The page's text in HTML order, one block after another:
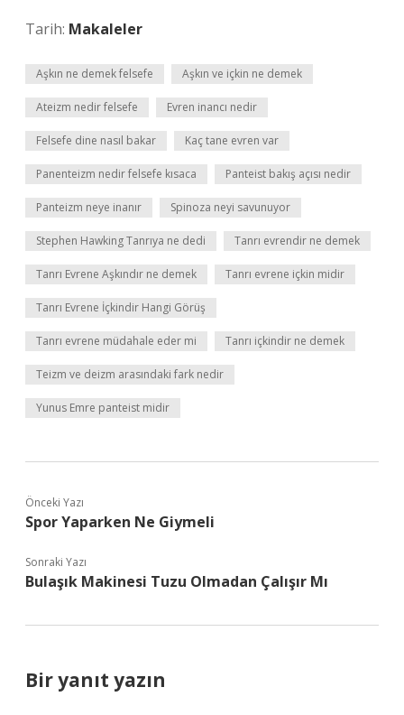
Tarih: Makaleler
Aşkın ne demek felsefe Aşkın ve içkin ne demek
Ateizm nedir felsefe Evren inancı nedir
Felsefe dine nasıl bakar Kaç tane evren var
Panenteizm nedir felsefe kısaca Panteist bakış açısı nedir
Panteizm neye inanır Spinoza neyi savunuyor
Stephen Hawking Tanrıya ne dedi Tanrı evrendir ne demek
Tanrı Evrene Aşkındır ne demek Tanrı evrene içkin midir
Tanrı Evrene İçkindir Hangi Görüş
Tanrı evrene müdahale eder mi Tanrı içkindir ne demek
Teizm ve deizm arasındaki fark nedir
Yunus Emre panteist midir
Önceki Yazı
Spor Yaparken Ne Giymeli
Sonraki Yazı
Bulaşık Makinesi Tuzu Olmadan Çalışır Mı
Bir yanıt yazın